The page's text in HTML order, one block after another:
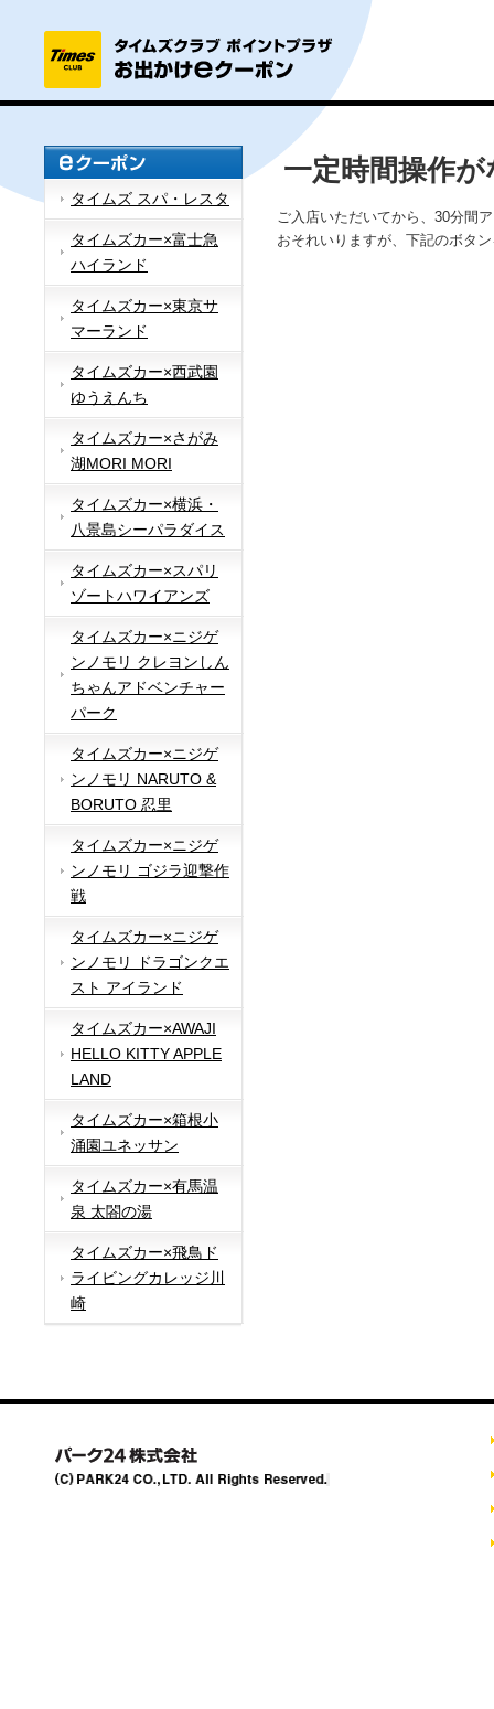
タイムズ スパ・レスタ
タイムズカー×富士急
ハイランド
タイムズカー×東京サ
マーランド
タイムズカー×西武園
ゆうえんち
タイムズカー×さがみ
湖MORI MORI
タイムズカー×横浜・
八景島シーパラダイス
タイムズカー×スパリ
ゾートハワイアンズ
タイムズカー×ニジゲ
ンノモリ クレヨンしん
ちゃんアドベンチャー
パーク
タイムズカー×ニジゲ
ンノモリ NARUTO &
BORUTO 忍里
タイムズカー×ニジゲ
ンノモリ ゴジラ迎撃作
戦
タイムズカー×ニジゲ
ンノモリ ドラゴンクエ
スト アイランド
タイムズカー×AWAJI
HELLO KITTY APPLE
LAND
タイムズカー×箱根小
涌園ユネッサン
タイムズカー×有馬温
泉 太閤の湯
タイムズカー×飛鳥ド
ライビングカレッジ川
崎
一定時間操作
ご入店いただいてから、30分間
おそれいりますが、下記のボタ